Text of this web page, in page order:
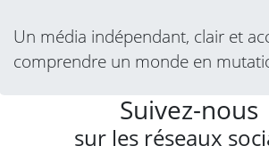
Un média indépendant, clair et
comprendre un monde en
Suivez-nous
sur les réseaux